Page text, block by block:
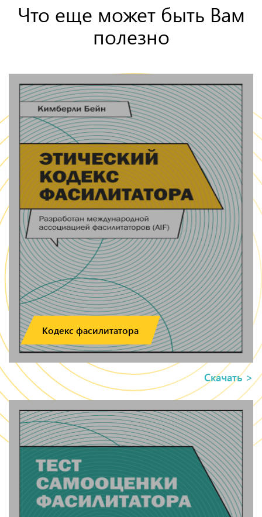
Что еще может быть Вам
полезно
Кодекс фасилитатора
Кодекс фасилитатора
Книга о фасилитации, которая поможет перейти на
новый уровень лидерства, раскрыть потенциал всей
команды и проводить управляемые, эффективные
совещания. Это глубокий, качественный курс, в
основе которого - лучшие мировые знания о
фасилитации и богатейший личный опыт Виктории
Скачать >